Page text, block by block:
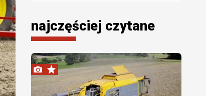
najczęściej czytane